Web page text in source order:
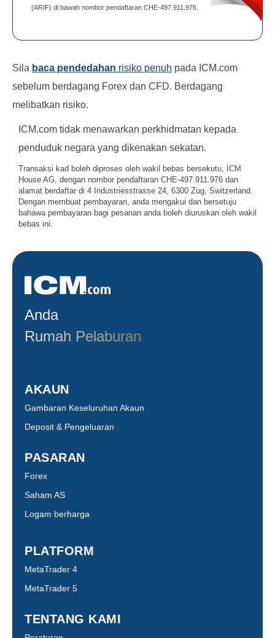
(ARIF) di bawah nombor pendaftaran CHE-497.911.976.
Sila baca pendedahan risiko penuh pada ICM.com
sebelum berdagang Forex dan CFD. Berdagang
melibatkan risiko.
ICM.com tidak menawarkan perkhidmatan kepada
penduduk negara yang dikenakan sekatan.
Transaksi kad boleh diproses oleh wakil bebas bersekutu, ICM
House AG, dengan nombor pendaftaran CHE-497.911.976 dan
alamat berdaftar di 4 Industriesstrasse 24, 6300 Zug, Switzerland.
Dengan membuat pembayaran, anda mengakui dan bersetuju
bahawa pembayaran bagi pesanan anda boleh diuruskan oleh wakil
bebas ini.
Anda
Rumah Pelaburan
AKAUN
Gambaran Keseluruhan Akaun
Deposit & Pengeluaran
PASARAN
Forex
Saham AS
Logam berharga
PLATFORM
MetaTrader 4
MetaTrader 5
TENTANG KAMI